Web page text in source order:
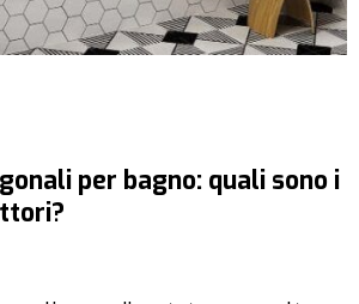
per bagno: quali sono i